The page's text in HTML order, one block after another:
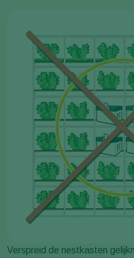
Verspreid de nestkasten